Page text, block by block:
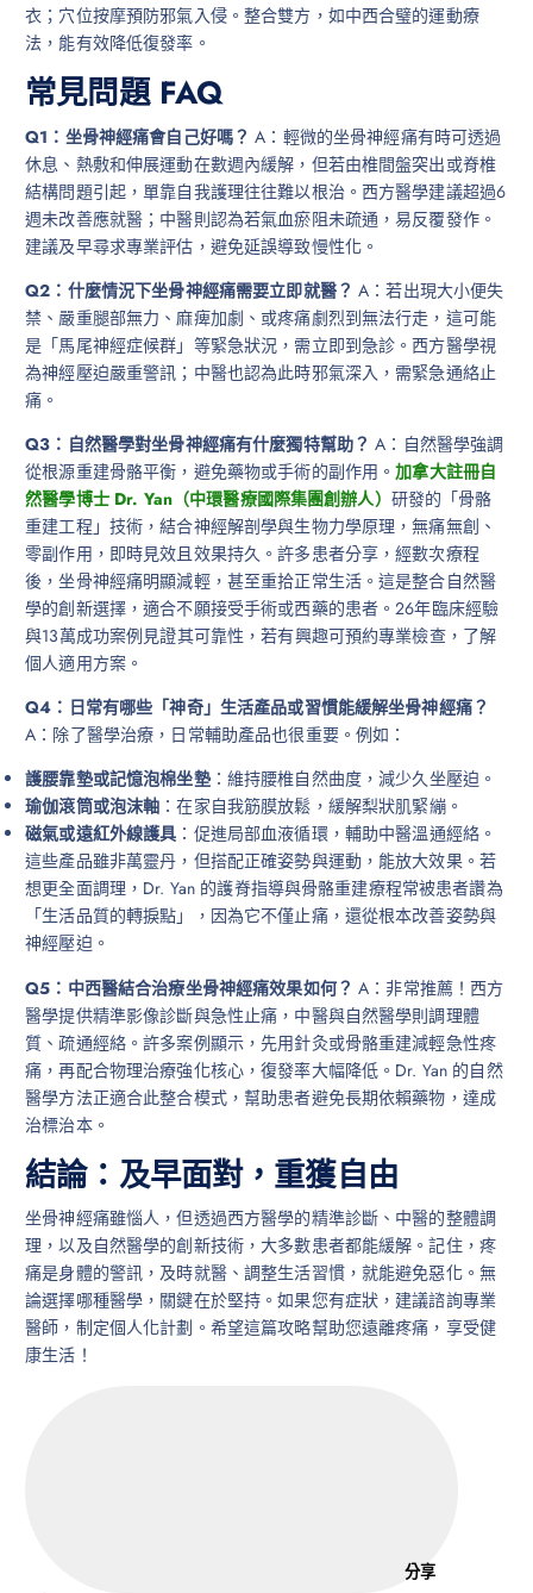
衣；穴位按摩預防邪氣入侵。整合雙方，如中西合璧的運動療
法，能有效降低復發率。
常見問題 FAQ
Q1：坐骨神經痛會自己好嗎？ A：輕微的坐骨神經痛有時可透過
休息、熱敷和伸展運動在數週內緩解，但若由椎間盤突出或脊椎
結構問題引起，單靠自我護理往往難以根治。西方醫學建議超過6
週未改善應就醫；中醫則認為若氣血瘀阻未疏通，易反覆發作。
建議及早尋求專業評估，避免延誤導致慢性化。
Q2：什麼情況下坐骨神經痛需要立即就醫？ A：若出現大小便失
禁、嚴重腿部無力、麻痺加劇、或疼痛劇烈到無法行走，這可能
是「馬尾神經症候群」等緊急狀況，需立即到急診。西方醫學視
為神經壓迫嚴重警訊；中醫也認為此時邪氣深入，需緊急通絡止
痛。
Q3：自然醫學對坐骨神經痛有什麼獨特幫助？ A：自然醫學強調
從根源重建骨骼平衡，避免藥物或手術的副作用。加拿大註冊自
然醫學博士 Dr. Yan（中環醫療國際集團創辦人） 研發的「骨骼
重建工程」技術，結合神經解剖學與生物力學原理，無痛無創、
零副作用，即時見效且效果持久。許多患者分享，經數次療程
後，坐骨神經痛明顯減輕，甚至重拾正常生活。這是整合自然醫
學的創新選擇，適合不願接受手術或西藥的患者。26年臨床經驗
與13萬成功案例見證其可靠性，若有興趣可預約專業檢查，了解
個人適用方案。
Q4：日常有哪些「神奇」生活產品或習慣能緩解坐骨神經痛？
A：除了醫學治療，日常輔助產品也很重要。例如：
護腰靠墊或記憶泡棉坐墊：維持腰椎自然曲度，減少久坐壓迫。
瑜伽滾筒或泡沫軸 ：在家自我筋膜放鬆，緩解梨狀肌緊繃。
磁氣或遠紅外線護具 ：促進局部血液循環，輔助中醫溫通經絡。
這些產品雖非萬靈丹，但搭配正確姿勢與運動，能放大效果。若
想更全面調理，Dr. Yan 的護脊指導與骨骼重建療程常被患者讚為
「生活品質的轉捩點」，因為它不僅止痛，還從根本改善姿勢與
神經壓迫。
Q5：中西醫結合治療坐骨神經痛效果如何？ A：非常推薦！西方
醫學提供精準影像診斷與急性止痛，中醫與自然醫學則調理體
質、疏通經絡。許多案例顯示，先用針灸或骨骼重建減輕急性疼
痛，再配合物理治療強化核心，復發率大幅降低。Dr. Yan 的自然
醫學方法正適合此整合模式，幫助患者避免長期依賴藥物，達成
治標治本。
結論：及早面對，重獲自由
坐骨神經痛雖惱人，但透過西方醫學的精準診斷、中醫的整體調
理，以及自然醫學的創新技術，大多數患者都能緩解。記住，疼
痛是身體的警訊，及時就醫、調整生活習慣，就能避免惡化。無
論選擇哪種醫學，關鍵在於堅持。如果您有症狀，建議諮詢專業
醫師，制定個人化計劃。希望這篇攻略幫助您遠離疼痛，享受健
康生活！
分享